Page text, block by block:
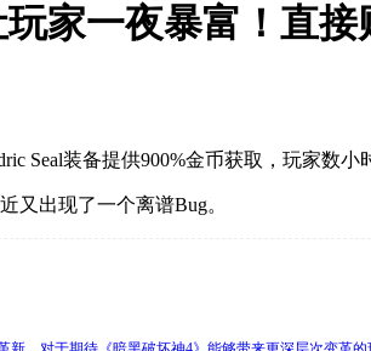
家一夜暴富！直接
Seal装备提供900%金币获取，玩家数
又出现了一个离谱Bug。